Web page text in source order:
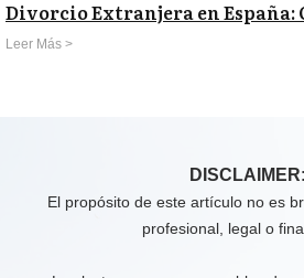
Divorcio Extranjera en España:
Leer Más >
DISCLAIMER:
El propósito de este artículo no es
profesional, legal o